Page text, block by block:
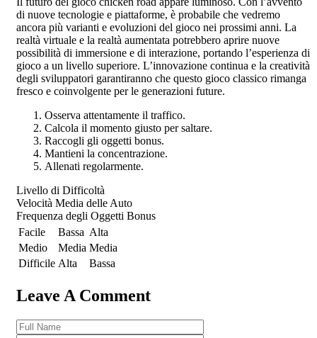
di nuove tecnologie e piattaforme, è probabile che vedremo
ancora più varianti e evoluzioni del gioco nei prossimi anni. La
realtà virtuale e la realtà aumentata potrebbero aprire nuove
possibilità di immersione e di interazione, portando l’esperienza di
gioco a un livello superiore. L’innovazione continua e la creatività
degli sviluppatori garantiranno che questo gioco classico rimanga
fresco e coinvolgente per le generazioni future.
Osserva attentamente il traffico.
Calcola il momento giusto per saltare.
Raccogli gli oggetti bonus.
Mantieni la concentrazione.
Allenati regolarmente.
Livello di Difficoltà
Velocità Media delle Auto
Frequenza degli Oggetti Bonus
Facile
Bassa Alta
Medio
Media Media
Difficile Alta Bassa
Leave A Comment